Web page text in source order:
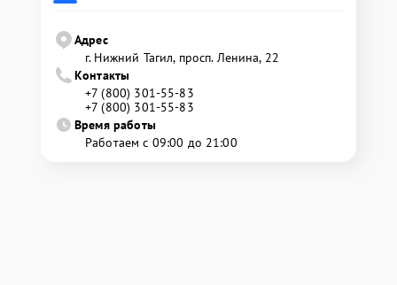
Адрес
г. Нижний Тагил, просп. Ленина, 22
Контакты
+7 (800) 301-55-83
+7 (800) 301-55-83
Время работы
Работаем с 09:00 до 21:00